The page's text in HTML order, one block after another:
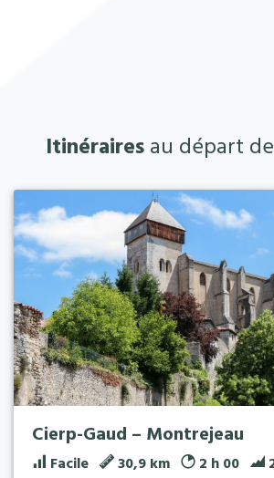
Itinérairesau départ
Cierp-Gaud – Montrejeau
Facile 30,9 km 2 h 00